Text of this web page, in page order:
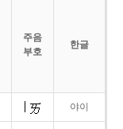
주음
부호
한글
야이